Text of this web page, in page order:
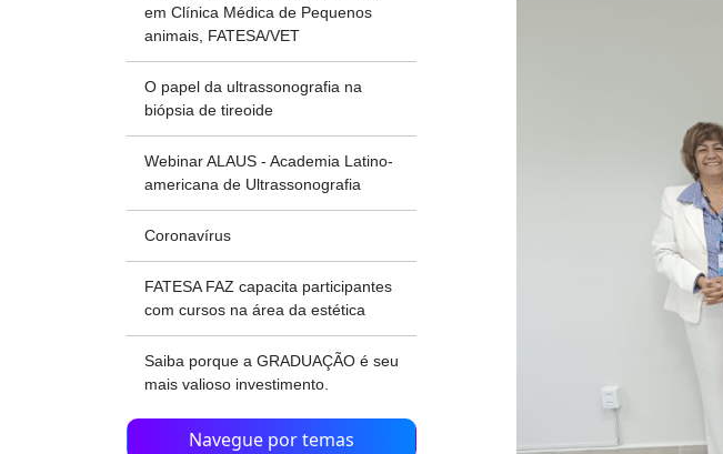
em Clínica Médica de Pequenos
animais, FATESA/VET
O papel da ultrassonografia na
biópsia de tireoide
Webinar ALAUS - Academia Latino-
americana de Ultrassonografia
Coronavírus
FATESA FAZ capacita participantes
com cursos na área da estética
Saiba porque a GRADUAÇÃO é seu
mais valioso investimento.
Navegue por temas